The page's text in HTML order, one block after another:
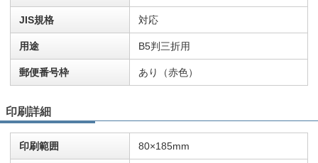
JIS規格 対応
用途 B5判三折用
郵便番号枠 あり（赤色）
印刷詳細
印刷範囲 80×185mm